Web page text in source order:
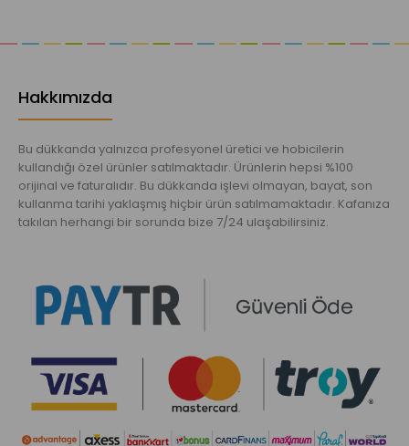
Hakkımızda
Bu dükkanda yalnızca profesyonel üretici ve hobicilerin
kullandığı özel ürünler satılmaktadır. Ürünlerin hepsi %100
orijinal ve faturalıdır. Bu dükkanda işlevi olmayan, bayat, son
kullanma tarihi yaklaşmış hiçbir ürün satılmamaktadır. Kafanıza
takılan herhangi bir sorunda bize 7/24 ulaşabilirsiniz.